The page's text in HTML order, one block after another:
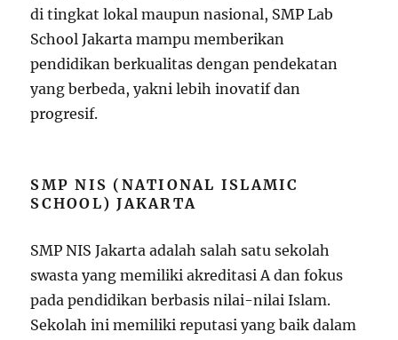
di tingkat lokal maupun nasional, SMP Lab
School Jakarta mampu memberikan
pendidikan berkualitas dengan pendekatan
yang berbeda, yakni lebih inovatif dan
progresif.
SMP NIS (NATIONAL ISLAMIC
SCHOOL) JAKARTA
SMP NIS Jakarta adalah salah satu sekolah
swasta yang memiliki akreditasi A dan fokus
pada pendidikan berbasis nilai-nilai Islam.
Sekolah ini memiliki reputasi yang baik dalam